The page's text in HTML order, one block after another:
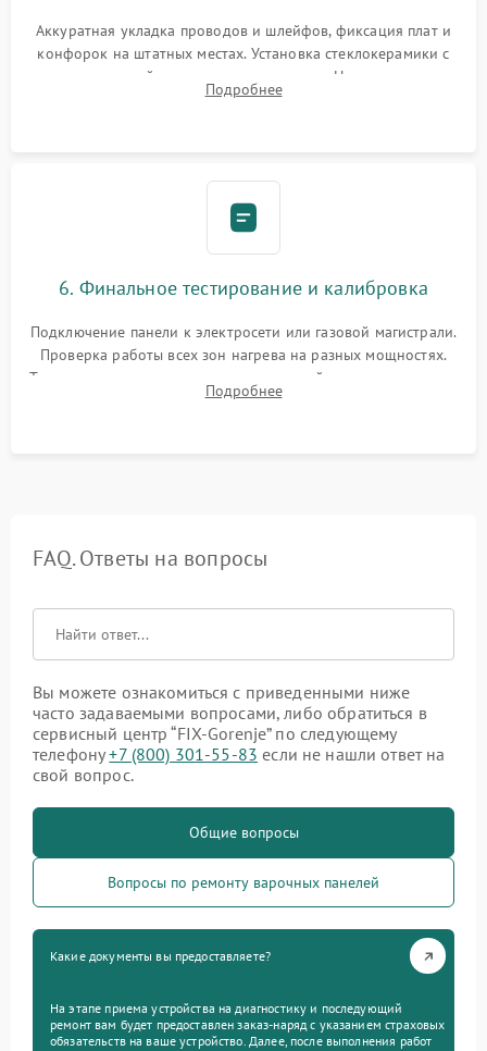
Аккуратная укладка проводов и шлейфов, фиксация плат и
конфорок на штатных местах. Установка стеклокерамики с
проверкой равномерности зазоров. Нанесение
термостойкого герметика или укладка уплотнительной
Подробнее
6. Финальное тестирование и калибровка
Подключение панели к электросети или газовой магистрали.
Проверка работы всех зон нагрева на разных мощностях.
Тестирование сенсорного управления, таймера, индикаторов
остаточного тепла и систем защиты от перегрева.
Подробнее
FAQ. Ответы на вопросы
Вы можете ознакомиться с приведенными ниже
часто задаваемыми вопросами, либо обратиться в
сервисный центр “FIX-Gorenje” по следующему
телефону+7 (800) 301-55-83 если не нашли ответ на
свой вопрос.
Общие вопросы
Вопросы по ремонту варочных панелей
Какие документы вы предоставляете?
На этапе приема устройства на диагностику и последующий
ремонт вам будет предоставлен заказ-наряд с указанием страховых
обязательств на ваше устройство. Далее, после выполнения работ